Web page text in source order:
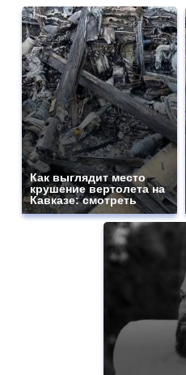
Как выглядит место
крушение вертолета на
Кавказе: смотреть